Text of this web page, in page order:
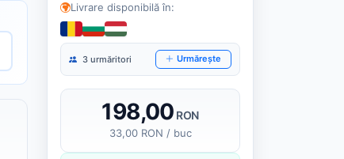
Livrare disponibilă în:
3 urmăritori Urmărește
198,00 RON
33,00 RON / buc